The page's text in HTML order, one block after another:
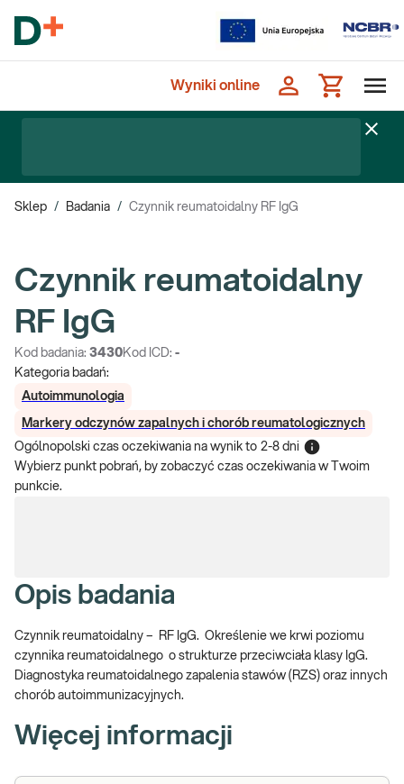
Wyniki online
Sklep / Badania / Czynnik reumatoidalny RF IgG
Czynnik reumatoidalny
RF IgG
Kod badania: 3430Kod ICD: -
Kategoria badań:
Autoimmunologia
Markery odczynów zapalnych i chorób reumatologicznych
Ogólnopolski czas oczekiwania na wynik to 2-8 dni
Wybierz punkt pobrań, by zobaczyć czas oczekiwania w Twoim
punkcie.
Opis badania
Czynnik reumatoidalny – RF IgG. Określenie we krwi poziomu
czynnika reumatoidalnego o strukturze przeciwciała klasy IgG.
Diagnostyka reumatoidalnego zapalenia stawów (RZS) oraz innych
chorób autoimmunizacyjnych.
Więcej informacji